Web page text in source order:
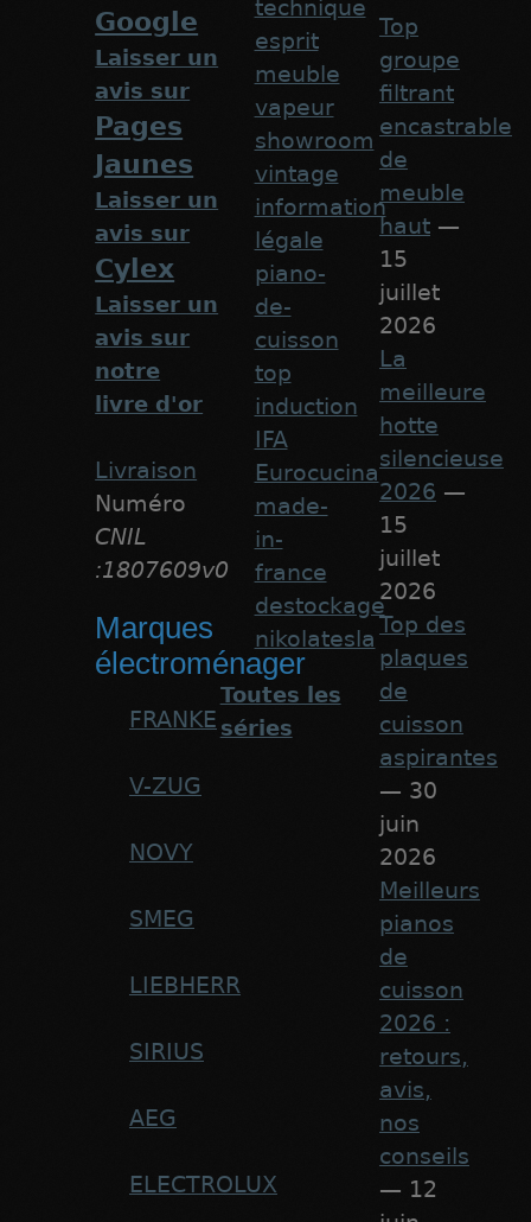
Google
Laisser un
avis sur
Pages
Jaunes
Laisser un
avis sur
Cylex
Laisser un
avis sur
notre
livre d'or
Livraison
Numéro
CNIL
:1807609v0
Marques
électroménager
FRANKE
V-ZUG
NOVY
SMEG
LIEBHERR
SIRIUS
AEG
ELECTROLUX
technique
esprit
meuble
vapeur
showroom
vintage
information
légale
piano-
de-
cuisson
top
induction
IFA
Eurocucina
made-
in-
france
destockage
nikolatesla
Toutes les
séries
Top
groupe
filtrant
encastrable
de
meuble
haut —
15
juillet
2026
La
meilleure
hotte
silencieuse
2026 —
15
juillet
2026
Top des
plaques
de
cuisson
aspirantes
— 30
juin
2026
Meilleurs
pianos
de
cuisson
2026 :
retours,
avis,
nos
conseils
— 12